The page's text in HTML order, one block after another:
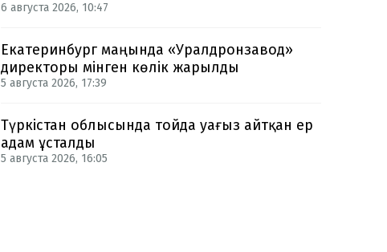
6 августа 2026, 10:47
Екатеринбург маңында «Уралдронзавод»
директоры мінген көлік жарылды
5 августа 2026, 17:39
Түркістан облысында тойда уағыз айтқан ер
адам ұсталды
5 августа 2026, 16:05